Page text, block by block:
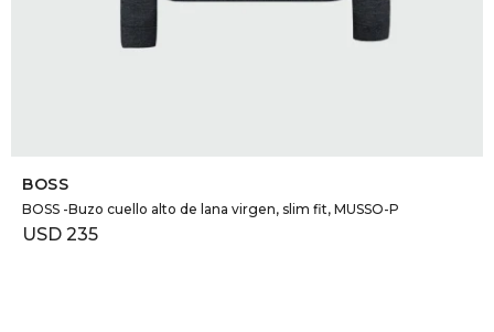
BOSS
BOSS -Buzo cuello alto de lana virgen, slim fit, MUSSO-P
USD 235